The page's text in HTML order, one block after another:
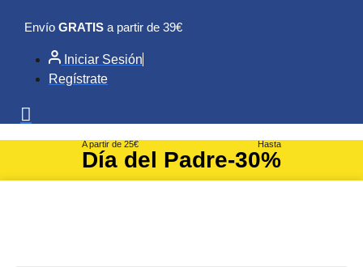
contenido
Envío GRATIS a partir de 39€
Iniciar Sesión
Regístrate
A partir de 25€
Día del Padre
Hasta
-30%